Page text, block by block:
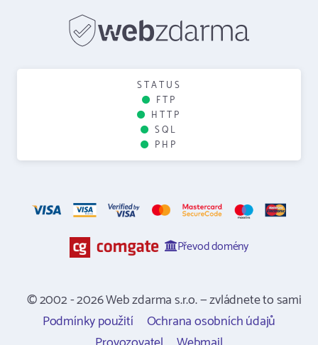
STATUS
FTP
HTTP
SQL
PHP
Převod domény
© 2002 - 2026 Web zdarma s.r.o. — zvládnete to sami
Podmínky použití
Ochrana osobních údajů